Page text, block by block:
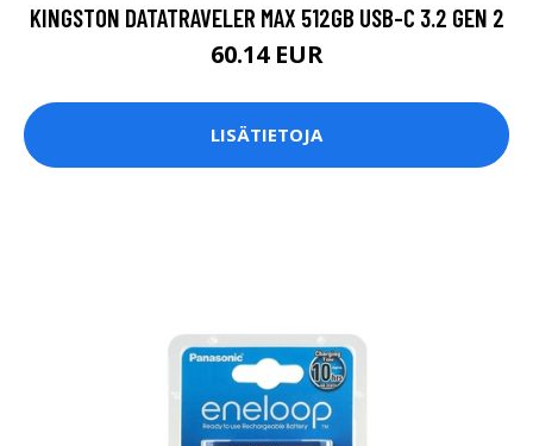
KINGSTON DATATRAVELER MAX 512GB USB-C 3.2 GEN 2
60.14 EUR
LISÄTIETOJA